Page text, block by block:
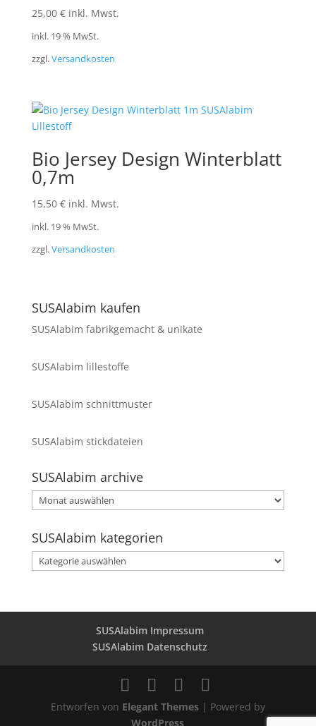
25,00 € inkl. Mwst.
inkl. 19 % MwSt.
zzgl.Versandkosten
Bio Jersey Design Winterblatt
0,7m
15,50 € inkl. Mwst.
inkl. 19 % MwSt.
zzgl.Versandkosten
SUSAlabim kaufen
SUSAlabim fabrikgemacht & unikate
SUSAlabim lillestoffe
SUSAlabim schnittmuster
SUSAlabim stickdateien
SUSAlabim archive
SUSAlabim
archive
SUSAlabim kategorien
SUSAlabim
kategorien
SUSAlabim Impressum
SUSAlabim Datenschutz
Entworfen von Elegant Themes| Powered by
WordPress